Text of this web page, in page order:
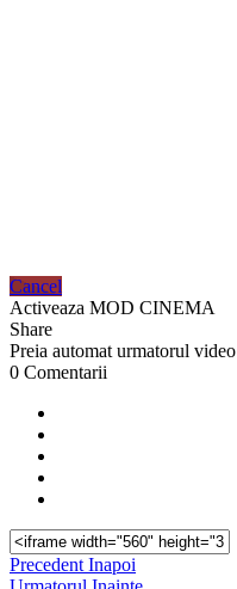
Cancel
Activeaza MOD CINEMA
Share
Preia automat urmatorul video
0 Comentarii
Precedent Inapoi